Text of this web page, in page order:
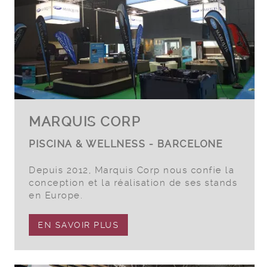
MARQUIS CORP
PISCINA & WELLNESS - BARCELONE
Depuis 2012, Marquis Corp nous confie la
conception et la réalisation de ses stands
en Europe.
EN SAVOIR PLUS